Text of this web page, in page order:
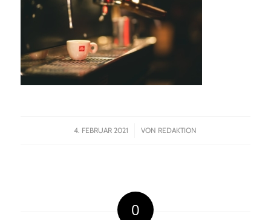
4. FEBRUAR 2021
/ VON REDAKTION
0